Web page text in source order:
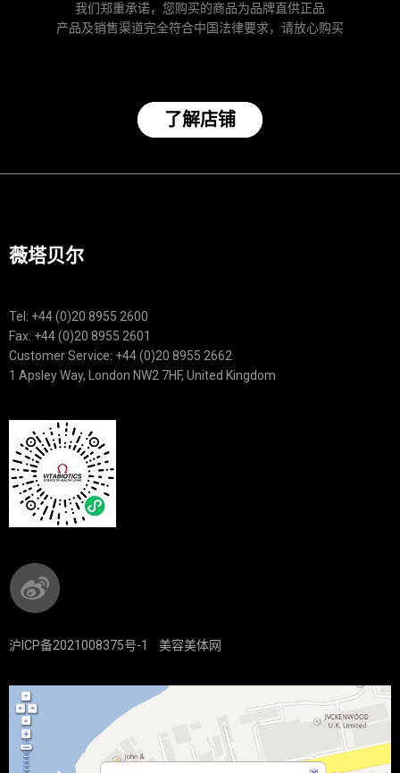
我们郑重承诺，您购买的商品为品牌直供正品
产品及销售渠道完全符合中国法律要求，请放心购买
了解店铺
薇塔贝尔
Tel: +44 (0)20 8955 2600
Fax: +44 (0)20 8955 2601
Customer Service: +44 (0)20 8955 2662
1 Apsley Way, London NW2 7HF, United Kingdom
沪ICP备2021008375号-1 美容美体网